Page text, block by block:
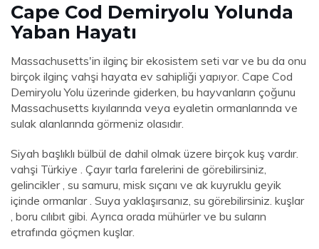
Cape Cod Demiryolu Yolunda
Yaban Hayatı
Massachusetts'in ilginç bir ekosistem seti var ve bu da onu
birçok ilginç vahşi hayata ev sahipliği yapıyor. Cape Cod
Demiryolu Yolu üzerinde giderken, bu hayvanların çoğunu
Massachusetts kıyılarında veya eyaletin ormanlarında ve
sulak alanlarında görmeniz olasıdır.
Siyah başlıklı bülbül de dahil olmak üzere birçok kuş vardır.
vahşi Türkiye . Çayır tarla farelerini de görebilirsiniz,
gelincikler , su samuru, misk sıçanı ve ak kuyruklu geyik
içinde ormanlar . Suya yaklaşırsanız, su görebilirsiniz. kuşlar
, boru cılıbıt gibi. Ayrıca orada mühürler ve bu suların
etrafında göçmen kuşlar.